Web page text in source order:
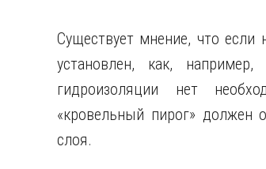
Существует мнение, что если
установлен, как,
гидроизоляции нет
«кровельный пирог» должен
слоя.